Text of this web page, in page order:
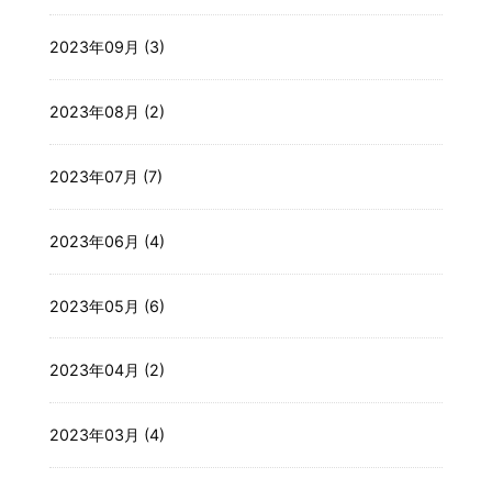
2023年09月 (3)
2023年08月 (2)
2023年07月 (7)
2023年06月 (4)
2023年05月 (6)
2023年04月 (2)
2023年03月 (4)